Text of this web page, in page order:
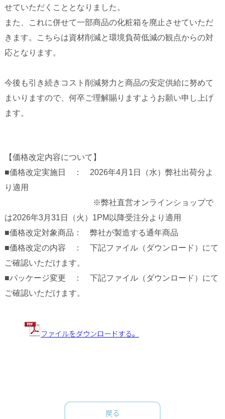
せていただくこととなりました。
また、これに併せて一部商品の化粧箱を廃止させていただ
きます。こちらは資材削減と環境負荷低減の観点からの対
応となります。
今後も引き続きコスト削減努力と商品の安定供給に努めて
まいりますので、何卒ご理解賜りますようお願い申し上げ
ます。
【価格改定内容について】
■価格改定実施日 ： 2026年4月1日（水）弊社出荷分よ
り適用
※弊社直営オンラインショップで
は2026年3月31日（火）1PM以降受注分より適用
■価格改定対象商品： 弊社が製造する通年商品
■価格改定の内容 ： 下記ファイル（ダウンロード）にて
ご確認いただけます。
■パッケージ変更 ： 下記ファイル（ダウンロード）にて
ご確認いただけます。
ファイルをダウンロードする。
戻る